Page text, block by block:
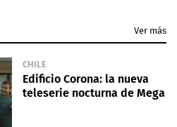
Ver más
CHILE
Edificio Corona: la nueva
teleserie nocturna de Mega